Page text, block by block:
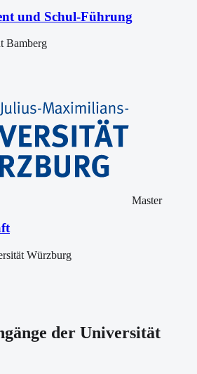
und Schul-Führung
Bamberg
Master
Würzburg
der Universität